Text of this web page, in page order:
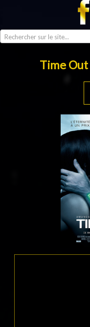
Rechercher sur le site...
Time Out